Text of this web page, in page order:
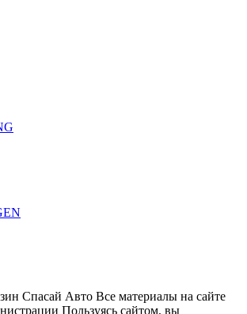
Спасай Авто Все материалы на сайте
Пользуясь сайтом, вы